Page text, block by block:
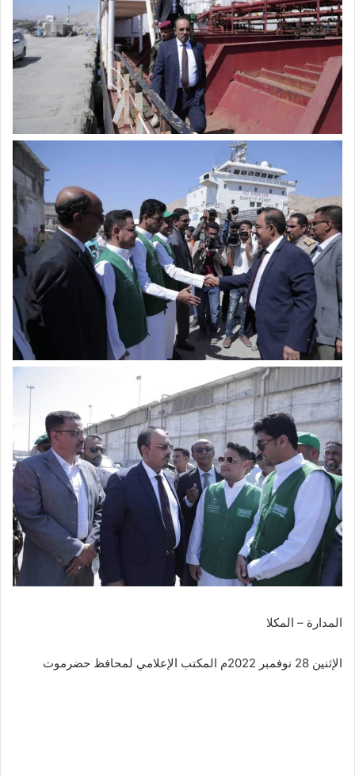
المدارة – المكلا
الإثنين 28 نوفمبر 2022م المكتب الإعلامي لمحافظ حضرموت